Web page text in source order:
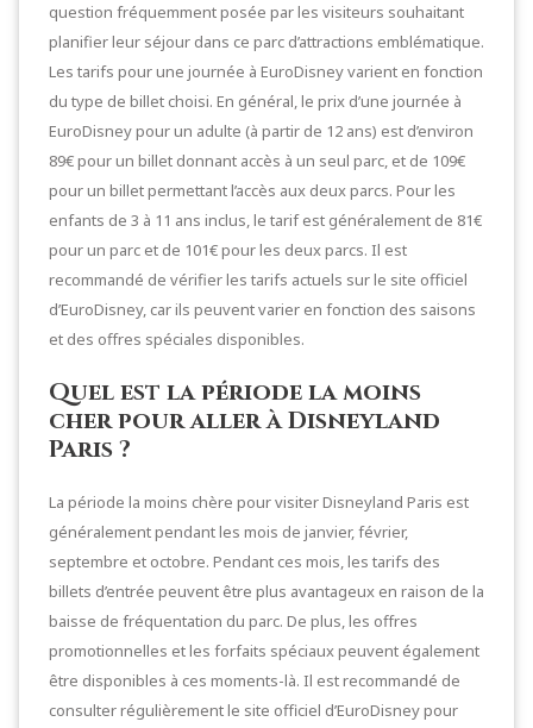
question fréquemment posée par les visiteurs souhaitant
planifier leur séjour dans ce parc d’attractions emblématique.
Les tarifs pour une journée à EuroDisney varient en fonction
du type de billet choisi. En général, le prix d’une journée à
EuroDisney pour un adulte (à partir de 12 ans) est d’environ
89€ pour un billet donnant accès à un seul parc, et de 109€
pour un billet permettant l’accès aux deux parcs. Pour les
enfants de 3 à 11 ans inclus, le tarif est généralement de 81€
pour un parc et de 101€ pour les deux parcs. Il est
recommandé de vérifier les tarifs actuels sur le site officiel
d’EuroDisney, car ils peuvent varier en fonction des saisons
et des offres spéciales disponibles.
Quel est la période la moins
cher pour aller à Disneyland
Paris ?
La période la moins chère pour visiter Disneyland Paris est
généralement pendant les mois de janvier, février,
septembre et octobre. Pendant ces mois, les tarifs des
billets d’entrée peuvent être plus avantageux en raison de la
baisse de fréquentation du parc. De plus, les offres
promotionnelles et les forfaits spéciaux peuvent également
être disponibles à ces moments-là. Il est recommandé de
consulter régulièrement le site officiel d’EuroDisney pour